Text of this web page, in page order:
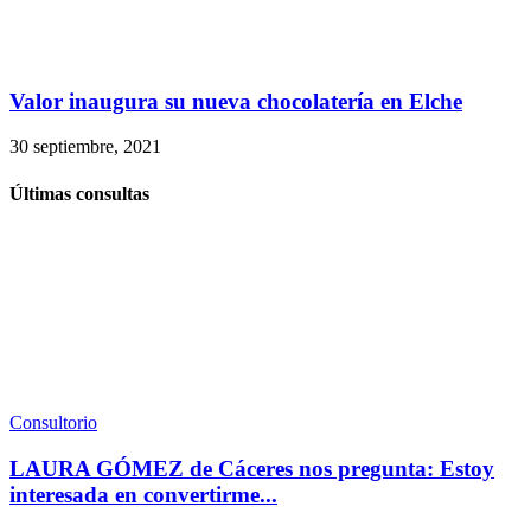
Valor inaugura su nueva chocolatería en Elche
30 septiembre, 2021
Últimas consultas
Consultorio
LAURA GÓMEZ de Cáceres nos pregunta: Estoy
interesada en convertirme...